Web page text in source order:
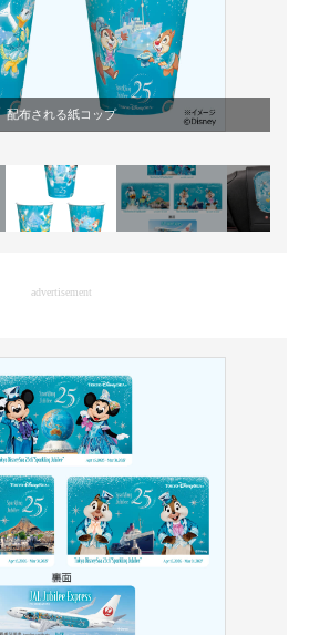
配布される紙コップ
advertisement